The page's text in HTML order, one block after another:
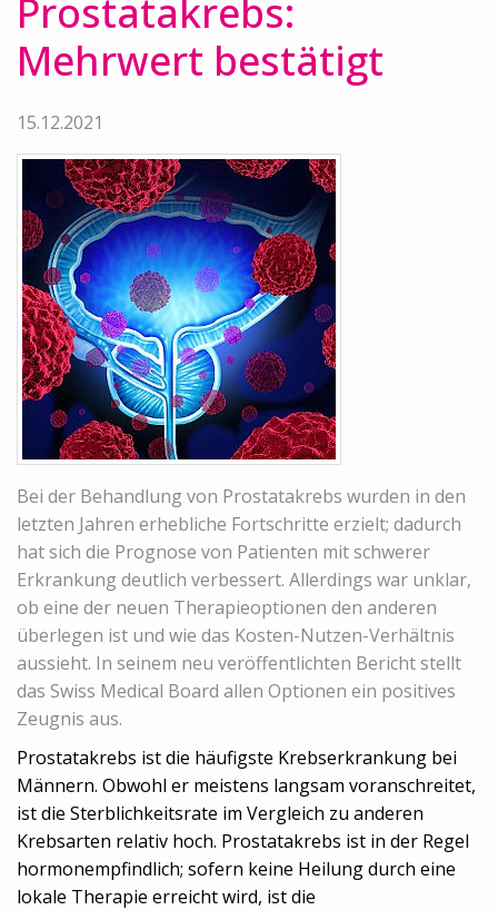
Prostatakrebs:
Mehrwert bestätigt
15.12.2021
Bei der Behandlung von Prostatakrebs wurden in den
letzten Jahren erhebliche Fortschritte erzielt; dadurch
hat sich die Prognose von Patienten mit schwerer
Erkrankung deutlich verbessert. Allerdings war unklar,
ob eine der neuen Therapieoptionen den anderen
überlegen ist und wie das Kosten-Nutzen-Verhältnis
aussieht. In seinem neu veröffentlichten Bericht stellt
das Swiss Medical Board allen Optionen ein positives
Zeugnis aus.
Prostatakrebs ist die häufigste Krebserkrankung bei
Männern. Obwohl er meistens langsam voranschreitet,
ist die Sterblichkeitsrate im Vergleich zu anderen
Krebsarten relativ hoch. Prostatakrebs ist in der Regel
hormonempfindlich; sofern keine Heilung durch eine
lokale Therapie erreicht wird, ist die